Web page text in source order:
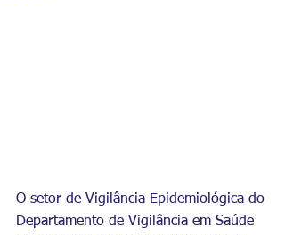
O setor de Vigilância Epidemiológica do
Departamento de Vigilância em Saúde